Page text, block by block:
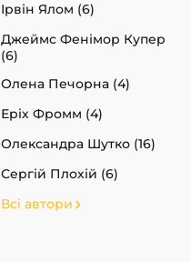
Ірвін Ялом (6)
Джеймс Фенімор Купер
(6)
Олена Печорна (4)
Еріх Фромм (4)
Олександра Шутко (16)
Сергій Плохій (6)
Всі автори